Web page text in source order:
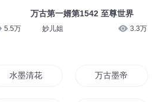
5.5万
万古第一婿第1542 至尊世界
妙儿姐 3.3万
水墨清花 万古墨帝